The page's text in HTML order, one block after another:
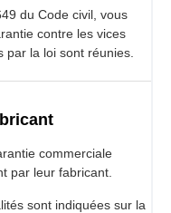
du Code civil, vous
contre les vices
par la loi sont réunies.
commerciale
par leur fabricant.
sont indiquées sur la